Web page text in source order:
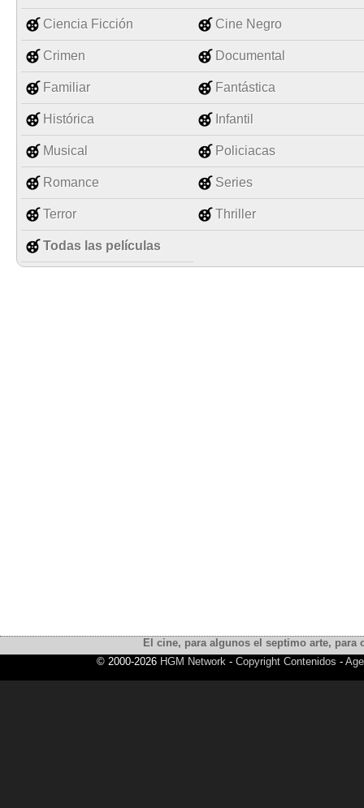
Ciencia Ficción Cine Negro
Crimen Documental
Familiar Fantástica
Histórica Infantil
Musical Policiacas
Romance Series
Terror Thriller
Todas las películas
El cine, para algunos el septimo arte,
© 2000-2026 HGM Network - Copyright Contenidos -